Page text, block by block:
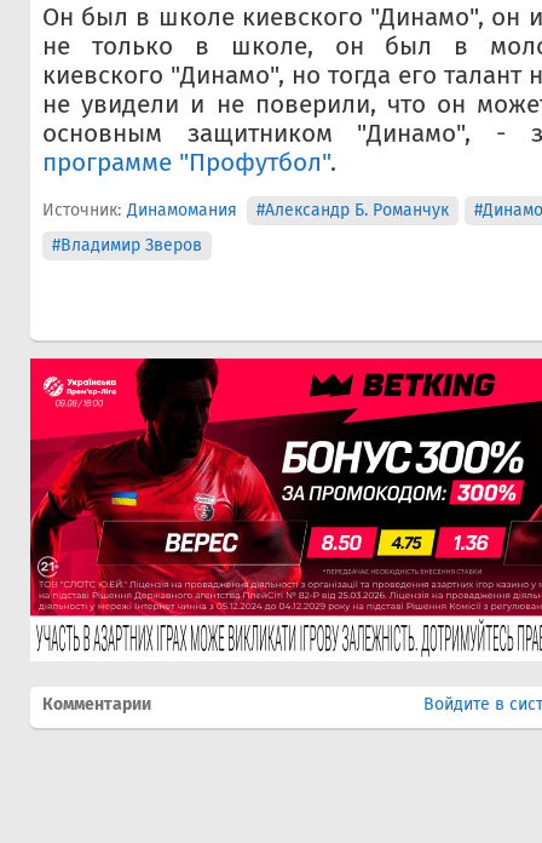
Он был в школе киевского "Динамо", он
не только в школе, он был в
киевского "Динамо", но тогда его
не увидели и не поверили, что он
основным защитником "Динамо", -
программе "Профутбол".
Источник: Динамомания #Александр Б. Романчук
#Динамо
#Владимир Зверов
Комментарии Войдите в